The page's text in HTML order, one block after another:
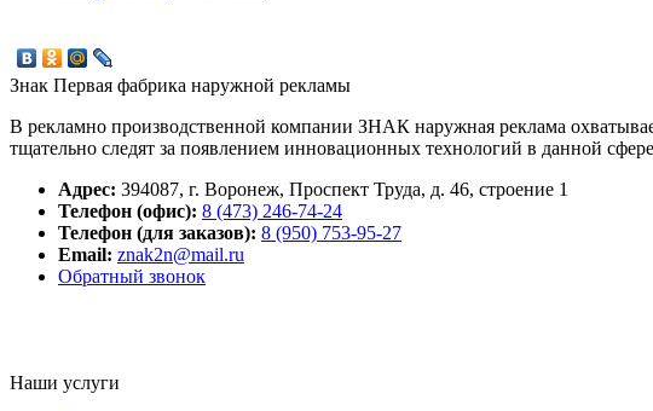
Знак Первая фабрика наружной рекламы
В рекламно производственной компании ЗНАК наружная реклама
тщательно следят за появлением инновационных технологий в данной
Адрес: 394087, г. Воронеж, Проспект Труда, д. 46, строение 1
Телефон (офис): 8 (473) 246-74-24
Телефон (для заказов): 8 (950) 753-95-27
Email: znak2n@mail.ru
Обратный звонок
Наши услуги